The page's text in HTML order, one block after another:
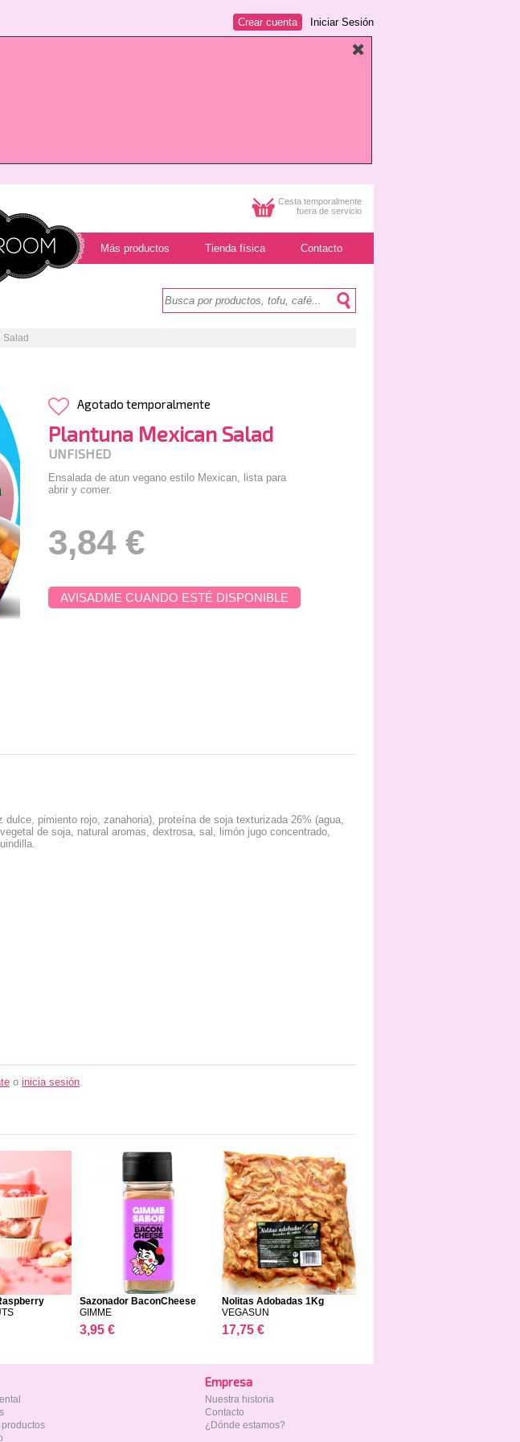
Iniciar Sesión
Crear cuenta
Cesta temporalmente
fuera de servicio
Más productos Tienda física Contacto
Salad
Agotado temporalmente
Plantuna Mexican Salad
UNFISHED
Ensalada de atun vegano estilo Mexican, lista para
abrir y comer.
3,84 €
AVISADME CUANDO ESTÉ DISPONIBLE
pimiento rojo, zanahoria), proteína de soja texturizada 26% (agua,
de soja, natural aromas, dextrosa, sal, limón jugo concentrado,
o inicia sesión.
Sazonador BaconCheese
GIMME
3,95 €
Nolitas Adobadas 1Kg
VEGASUN
17,75 €
Empresa
Nuestra historia
Contacto
¿Dónde estamos?